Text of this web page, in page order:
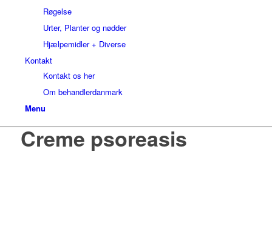
Røgelse
Urter, Planter og nødder
Hjælpemidler + Diverse
Kontakt
Kontakt os her
Om behandlerdanmark
Menu
Creme psoreasis